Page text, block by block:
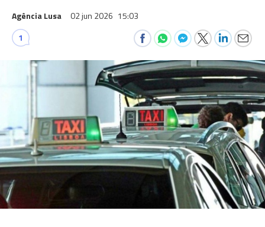
Agência Lusa 02 jun 2026 15:03
1